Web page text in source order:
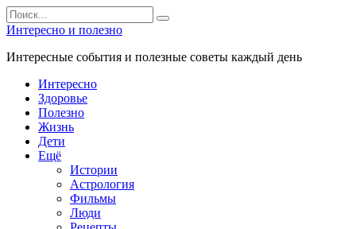
Перейти
к
контенту
Search
for:
Интересно и полезно
Интересные события и полезные советы каждый день
Интересно
Здоровье
Полезно
Жизнь
Дети
Ещё
Истории
Астрология
Фильмы
Люди